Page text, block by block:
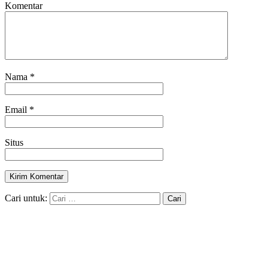
Komentar
Nama *
Email *
Situs
Cari untuk: